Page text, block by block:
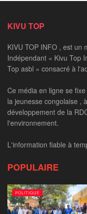
KIVU TOP
KIVU TOP INFO , est un
Indépendant « Kivu Top
Top asbl » consacré à
Ce média en ligne se
la jeunesse congolaise ,
développement de la
l'environnement.
L'information fiable à
POPULAIRE
POLITIQUE